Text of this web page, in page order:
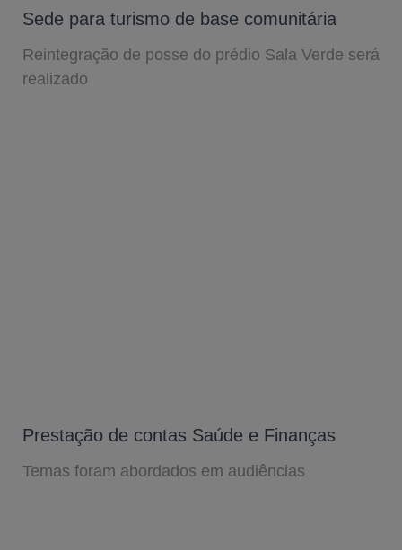
Sede para turismo de base comunitária
Reintegração de posse do prédio Sala Verde será
realizado
Prestação de contas Saúde e Finanças
Temas foram abordados em audiências